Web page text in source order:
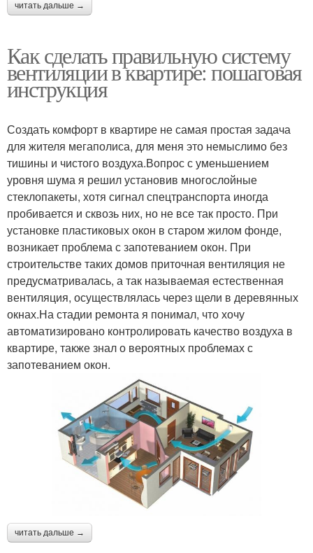
читать дальше →
Как сделать правильную систему
вентиляции в квартире: пошаговая
инструкция
Создать комфорт в квартире не самая простая задача
для жителя мегаполиса, для меня это немыслимо без
тишины и чистого воздуха.Вопрос с уменьшением
уровня шума я решил установив многослойные
стеклопакеты, хотя сигнал спецтранспорта иногда
пробивается и сквозь них, но не все так просто. При
установке пластиковых окон в старом жилом фонде,
возникает проблема с запотеванием окон. При
строительстве таких домов приточная вентиляция не
предусматривалась, а так называемая естественная
вентиляция, осуществлялась через щели в деревянных
окнах.На стадии ремонта я понимал, что хочу
автоматизировано контролировать качество воздуха в
квартире, также знал о вероятных проблемах с
запотеванием окон.
читать дальше →